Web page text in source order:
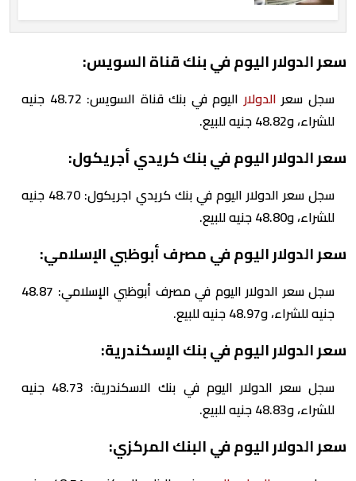
سعر الدولار اليوم في بنك قناة السويس:
سجل سعر الدولار
اليوم في بنك قناة السويس: 48.72 جنيه
للشراء، و48.82 جنيه للبيع.
سعر الدولار اليوم في بنك كريدي أجريكول:
سجل سعر الدولار اليوم في بنك كريدي اجريكول: 48.70 جنيه
للشراء، و48.80 جنيه للبيع.
سعر الدولار اليوم في مصرف أبوظبي الإسلامي:
سجل سعر الدولار اليوم في مصرف أبوظبي الإسلامي: 48.87
جنيه للشراء، و48.97 جنيه للبيع.
سعر الدولار اليوم في بنك الإسكندرية:
سجل سعر الدولار اليوم في بنك الاسكندرية: 48.73 جنيه
للشراء، و48.83 جنيه للبيع.
سعر الدولار اليوم في البنك المركزي: